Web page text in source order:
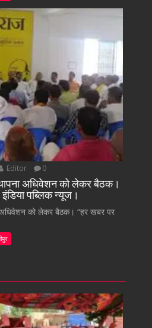
Editor 0
अधिवेशन को लेकर बैठक।
पब्लिक न्यूज।
अधिवेशन को लेकर बैठक। “हर खबर पर